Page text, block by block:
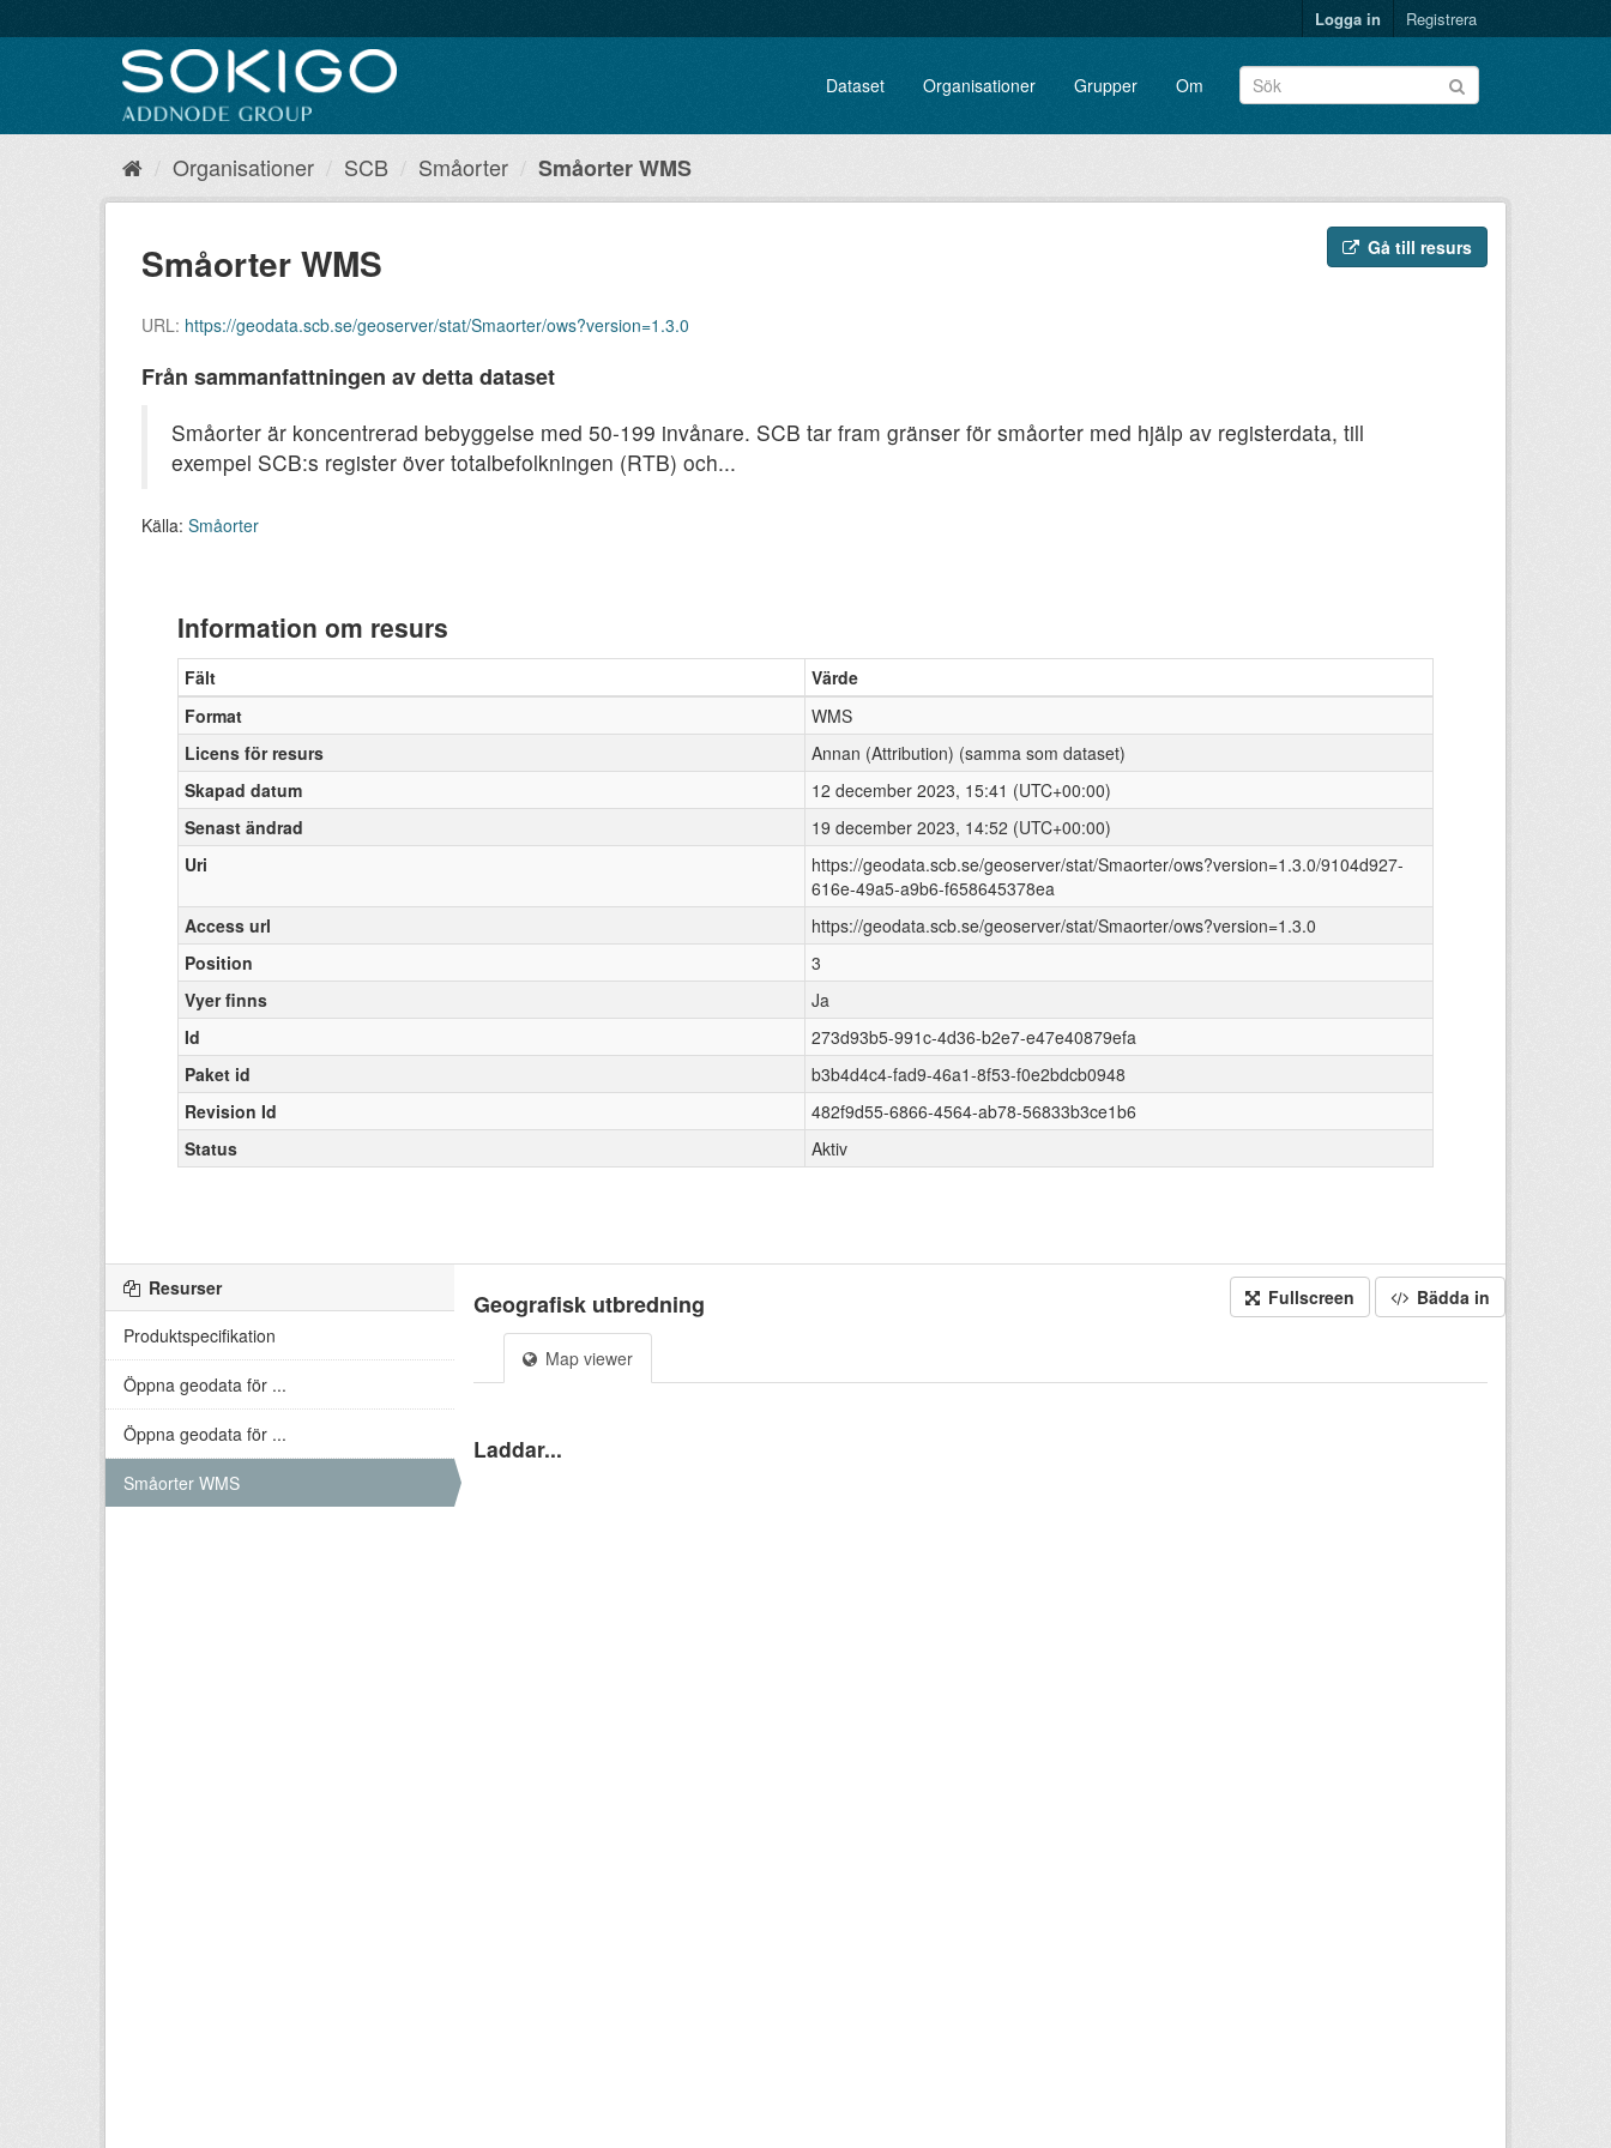
Logga in Registrera
Dataset Organisationer Grupper Om
Organisationer SCB Småorter Småorter WMS
Gå till resurs
Småorter WMS
URL: https://geodata.scb.se/geoserver/stat/Smaorter/ows?version=1.3.0
Från sammanfattningen av detta dataset
Småorter är koncentrerad bebyggelse med 50-199 invånare. SCB tar fram gränser för småorter med hjälp av registerdata, till
exempel SCB:s register över totalbefolkningen (RTB) och...
Källa: Småorter
Information om resurs
Fält
Värde
Format
WMS
Licens för resurs
Annan (Attribution) (samma som dataset)
Skapad datum
12 december 2023, 15:41 (UTC+00:00)
Senast ändrad
19 december 2023, 14:52 (UTC+00:00)
Uri
https://geodata.scb.se/geoserver/stat/Smaorter/ows?version=1.3.0/9104d927-
616e-49a5-a9b6-f658645378ea
Access url
https://geodata.scb.se/geoserver/stat/Smaorter/ows?version=1.3.0
Position
3
Vyer finns
Ja
Id
273d93b5-991c-4d36-b2e7-e47e40879efa
Paket id
b3b4d4c4-fad9-46a1-8f53-f0e2bdcb0948
Revision Id
482f9d55-6866-4564-ab78-56833b3ce1b6
Status
Aktiv
Resurser
Produktspecifikation
Öppna geodata för ...
Öppna geodata för ...
Småorter WMS
Geografisk utbredning
Map viewer
Fullscreen Bädda in